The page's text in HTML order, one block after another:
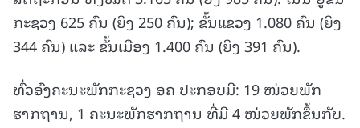
ກະຊວງ 625 ຄົນ (ຍິງ 250 ຄົນ); ຂັ້ນແຂວງ 1.080 ຄົນ (ຍິງ
344 ຄົນ) ແລະ ຂັ້ນເມືອງ 1.400 ຄົນ (ຍິງ 391 ຄົນ).
ທົ່ວອົງຄະນະພັກກະຊວງ ອຄ ປະກອບມີ: 19 ໜ່ວຍພັກ
ຮາກຖານ, 1 ຄະນະພັກຮາກຖານ ທີ່ມີ 4 ໜ່ວຍພັກຂຶ້ນກັບ.